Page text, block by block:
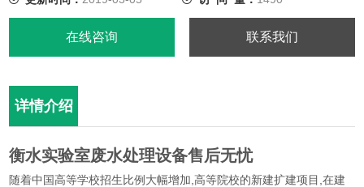
在线咨询 联系我们
详情介绍
衡水实验室废水处理设备售后无忧
随着中国高等学校招生比例大幅增加,高等院校的新建扩建项目,在建